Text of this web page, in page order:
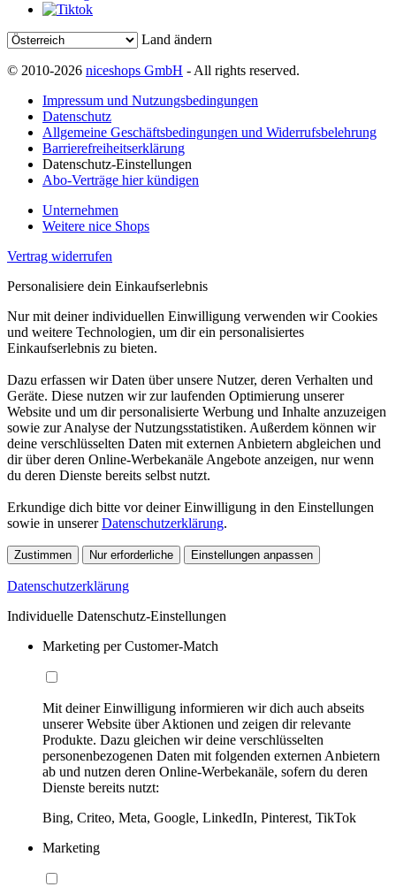
Land ändern
© 2010-2026 niceshops GmbH - All rights reserved.
Impressum und Nutzungsbedingungen
Datenschutz
Allgemeine Geschäftsbedingungen und Widerrufsbelehrung
Barrierefreiheitserklärung
Datenschutz-Einstellungen
Abo-Verträge hier kündigen
Unternehmen
Weitere nice Shops
Vertrag widerrufen
Personalisiere dein Einkaufserlebnis
Nur mit deiner individuellen Einwilligung verwenden wir Cookies
und weitere Technologien, um dir ein personalisiertes
Einkaufserlebnis zu bieten.
Dazu erfassen wir Daten über unsere Nutzer, deren Verhalten und
Geräte. Diese nutzen wir zur laufenden Optimierung unserer
Website und um dir personalisierte Werbung und Inhalte anzuzeigen
sowie zur Analyse der Nutzungsstatistiken. Außerdem können wir
deine verschlüsselten Daten mit externen Anbietern abgleichen und
dir über deren Online-Werbekanäle Angebote anzeigen, nur wenn
du deren Dienste bereits selbst nutzt.
Erkundige dich bitte vor deiner Einwilligung in den Einstellungen
sowie in unsererDatenschutzerklärung.
Zustimmen Nur erforderliche Einstellungen anpassen
Datenschutzerklärung
Individuelle Datenschutz-Einstellungen
Marketing per Customer-Match
Mit deiner Einwilligung informieren wir dich auch abseits
unserer Website über Aktionen und zeigen dir relevante
Produkte. Dazu gleichen wir deine verschlüsselten
personenbezogenen Daten mit folgenden externen Anbietern
ab und nutzen deren Online-Werbekanäle, sofern du deren
Dienste bereits nutzt:
Bing, Criteo, Meta, Google, LinkedIn, Pinterest, TikTok
Marketing